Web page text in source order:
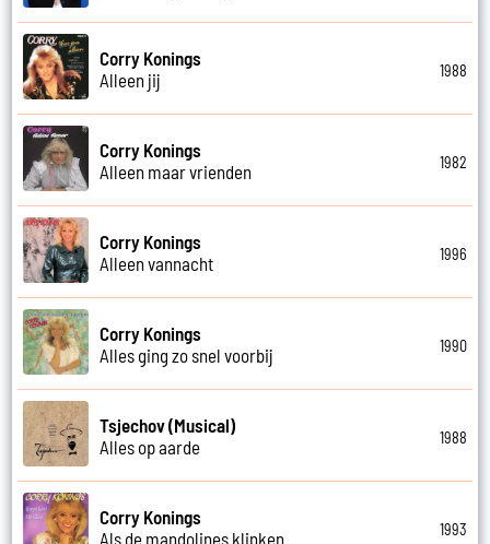
Corry Konings
Alleen jij
1988
Corry Konings
Alleen maar vrienden
1982
Corry Konings
Alleen vannacht
1996
Corry Konings
Alles ging zo snel voorbij
1990
Tsjechov (Musical)
Alles op aarde
1988
Corry Konings
Als de mandolines klinken
1993